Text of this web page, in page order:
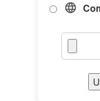
language